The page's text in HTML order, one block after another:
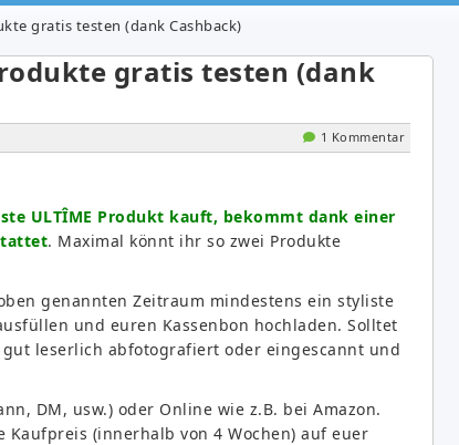
gratis testen (dank Cashback)
gratis testen (dank
1 Kommentar
ULTÎME Produkt kauft, bekommt dank einer
. Maximal könnt ihr so zwei Produkte
genannten Zeitraum mindestens ein styliste
und euren Kassenbon hochladen. Solltet
leserlich abfotografiert oder eingescannt und
DM, usw.) oder Online wie z.B. bei Amazon.
(innerhalb von 4 Wochen) auf euer